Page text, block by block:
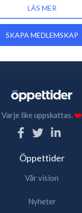
LÄS MER
SKAPA MEDLEMSKAP
Varje like uppskattas.❤️
Öppettider
Vår vision
Nyheter